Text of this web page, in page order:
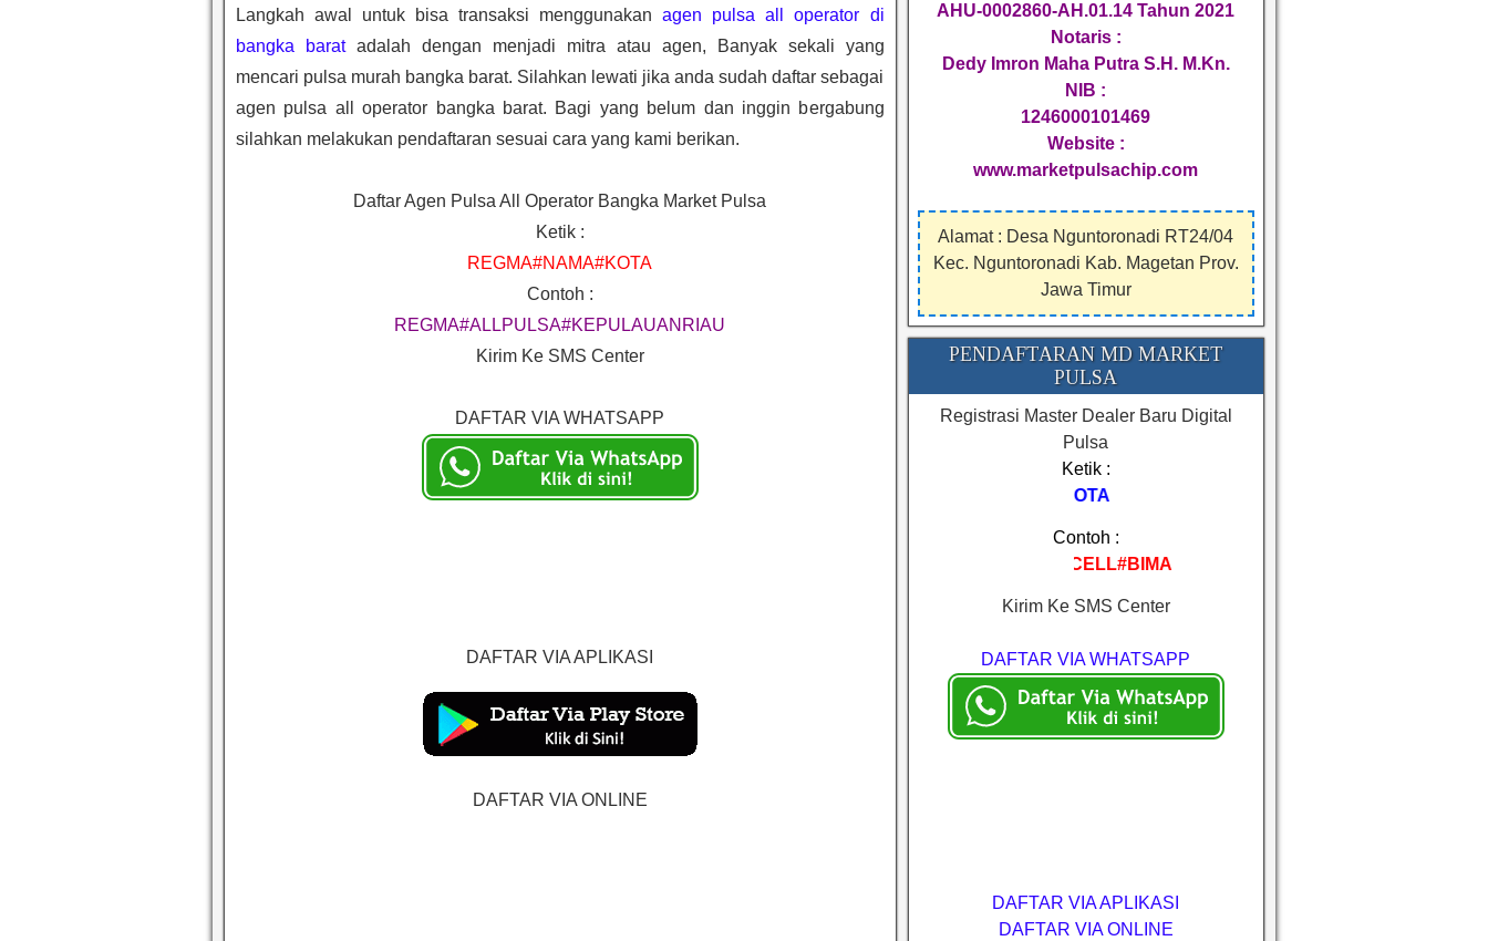
Langkah awal untuk bisa transaksi menggunakanagen pulsa all operator di
bangka baratadalah dengan menjadi mitra atau agen, Banyak sekali yang
mencari pulsa murah bangka barat. Silahkan lewati jika anda sudah daftar sebagai
agen pulsa all operator bangka barat. Bagi yang belum dan inggin bergabung
silahkan melakukan pendaftaran sesuai cara yang kami berikan.
Daftar Agen Pulsa All Operator Bangka Market Pulsa
Ketik :
REGMA#NAMA#KOTA
Contoh :
REGMA#ALLPULSA#KEPULAUANRIAU
Kirim Ke SMS Center
DAFTAR VIA WHATSAPP
DAFTAR VIA APLIKASI
DAFTAR VIA ONLINE
AHU-0002860-AH.01.14 Tahun 2021
Notaris :
Dedy Imron Maha Putra S.H. M.Kn.
NIB :
1246000101469
Website :
www.marketpulsachip.com
Alamat : Desa Nguntoronadi RT24/04
Kec. Nguntoronadi Kab. Magetan Prov.
Jawa Timur
PENDAFTARAN MD MARKET
PULSA
Registrasi Master Dealer Baru Digital
Pulsa
Ketik :
Contoh :
Kirim Ke SMS Center
DAFTAR VIA WHATSAPP
DAFTAR VIA APLIKASI
DAFTAR VIA ONLINE